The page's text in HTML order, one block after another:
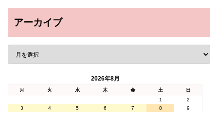
アーカイブ
2026年8月
月 火 水 木 金 土
日
1
2
3
4 5 6 7 8
9